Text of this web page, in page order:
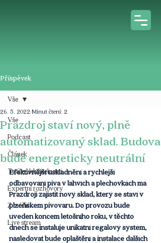
Příspěvek
Vše
Podcast
Článek
Tváře Udržitelnosti
Expertní rozhovory
Z médií
Live stream
Vše
Prazdroj staví nový, plně
automatizovaný sklad. Budova
bude energeticky neutrální
26. 5. 2022 Minut čtení: 2
Efektivnější uskladnění a rychlejší
odbavování piva v lahvích a plechovkách má
Prazdroji zajistit nový sklad, který se staví v
plzeňském pivovaru. Do provozu bude
uveden koncem letošního roku, v těchto
dnech se instaluje unikátní regálový systém,
následovat bude opláštění a instalace dalších